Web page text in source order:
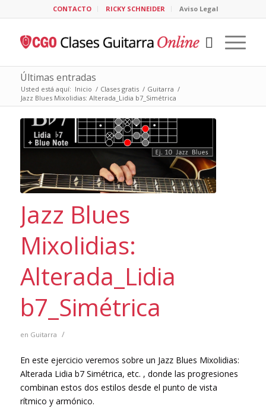
CONTACTO RICKY SCHNEIDER Aviso Legal
Últimas entradas
Usted está aquí: Inicio / Clases gratis / Guitarra /
Jazz Blues Mixolidias: Alterada_Lidia b7_Simétrica
Jazz Blues
Mixolidias:
Alterada_Lidia
b7_Simétrica
en Guitarra /
En este ejercicio veremos sobre un Jazz Blues Mixolidias:
Alterada Lidia b7 Simétrica, etc. , donde las progresiones
combinan estos dos estilos desde el punto de vista
rítmico y armónico.